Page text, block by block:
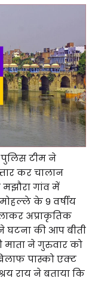
पुलिस टीम ने
कर चालान
मझौरा गांव में
के 9 वर्षीय
अप्राकृतिक
घटना की आप बीती
माता ने गुरुवार को
पास्को एक्ट
राय ने बताया कि